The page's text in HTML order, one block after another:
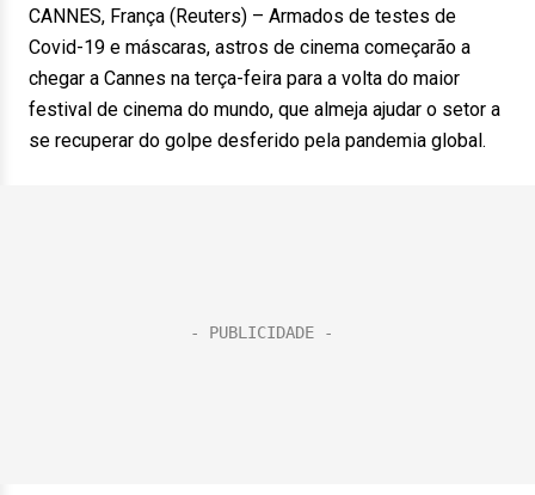
CANNES, França (Reuters) – Armados de testes de
Covid-19 e máscaras, astros de cinema começarão a
chegar a Cannes na terça-feira para a volta do maior
festival de cinema do mundo, que almeja ajudar o setor a
se recuperar do golpe desferido pela pandemia global.